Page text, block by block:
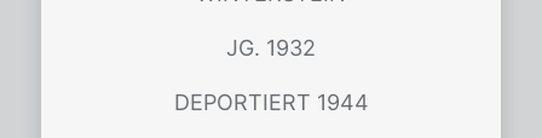
JG. 1932
DEPORTIERT 1944